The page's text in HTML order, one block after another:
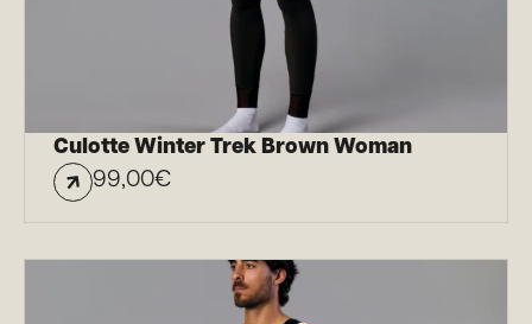
Culotte Winter Trek Brown Woman
99,00€